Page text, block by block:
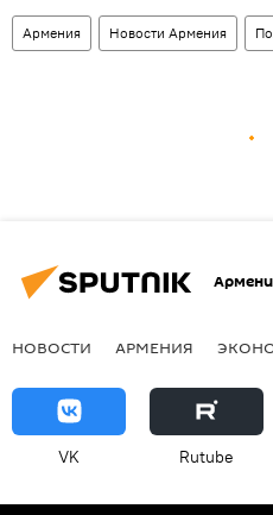
Армения Новости Армения
НОВОСТИ АРМЕНИЯ
VK Rutube